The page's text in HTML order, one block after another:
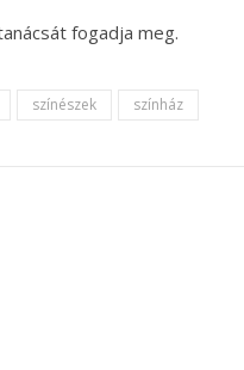
fogadja meg.
színészek színház